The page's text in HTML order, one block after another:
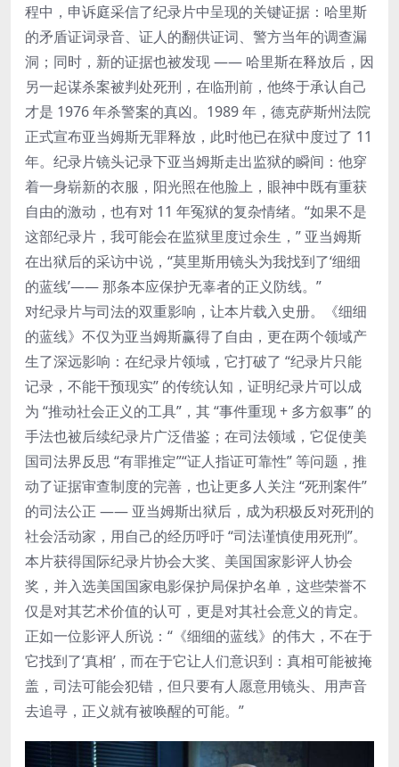
程中，申诉庭采信了纪录片中呈现的关键证据：哈里斯
的矛盾证词录音、证人的翻供证词、警方当年的调查漏
洞；同时，新的证据也被发现 —— 哈里斯在释放后，因
另一起谋杀案被判处死刑，在临刑前，他终于承认自己
才是 1976 年杀警案的真凶。1989 年，德克萨斯州法院
正式宣布亚当姆斯无罪释放，此时他已在狱中度过了 11
年。纪录片镜头记录下亚当姆斯走出监狱的瞬间：他穿
着一身崭新的衣服，阳光照在他脸上，眼神中既有重获
自由的激动，也有对 11 年冤狱的复杂情绪。“如果不是
这部纪录片，我可能会在监狱里度过余生，” 亚当姆斯
在出狱后的采访中说，“莫里斯用镜头为我找到了‘细细
的蓝线’—— 那条本应保护无辜者的正义防线。”
对纪录片与司法的双重影响，让本片载入史册。《细细
的蓝线》不仅为亚当姆斯赢得了自由，更在两个领域产
生了深远影响：在纪录片领域，它打破了 “纪录片只能
记录，不能干预现实” 的传统认知，证明纪录片可以成
为 “推动社会正义的工具”，其 “事件重现 + 多方叙事” 的
手法也被后续纪录片广泛借鉴；在司法领域，它促使美
国司法界反思 “有罪推定”“证人指证可靠性” 等问题，推
动了证据审查制度的完善，也让更多人关注 “死刑案件”
的司法公正 —— 亚当姆斯出狱后，成为积极反对死刑的
社会活动家，用自己的经历呼吁 “司法谨慎使用死刑”。
本片获得国际纪录片协会大奖、美国国家影评人协会
奖，并入选美国国家电影保护局保护名单，这些荣誉不
仅是对其艺术价值的认可，更是对其社会意义的肯定。
正如一位影评人所说：“《细细的蓝线》的伟大，不在于
它找到了‘真相’，而在于它让人们意识到：真相可能被掩
盖，司法可能会犯错，但只要有人愿意用镜头、用声音
去追寻，正义就有被唤醒的可能。”